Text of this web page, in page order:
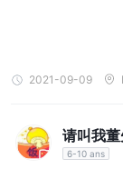
2021-09-09
请叫我
6-10 ans